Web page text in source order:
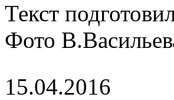
Текст
Фото
15.04.2016